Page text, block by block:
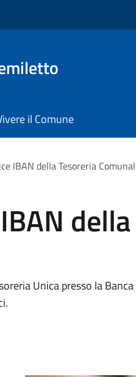
il Comune
IBAN della Tesoreria
Unica presso la